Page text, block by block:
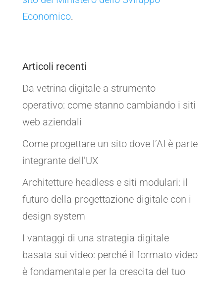
Economico.
Articoli recenti
Da vetrina digitale a strumento
operativo: come stanno cambiando i siti
web aziendali
Come progettare un sito dove l’AI è parte
integrante dell’UX
Architetture headless e siti modulari: il
futuro della progettazione digitale con i
design system
I vantaggi di una strategia digitale
basata sui video: perché il formato video
è fondamentale per la crescita del tuo